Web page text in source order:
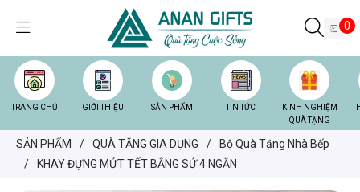
0
TRANG CHỦ GIỚI THIỆU SẢN PHẨM TIN TỨC
KINH NGHIỆM
QUÀ TẶNG
SẢN PHẨM / QUÀ TẶNG GIA DỤNG /
Bộ Quà Tặng Nhà Bếp
/
KHAY ĐỰNG MỨT TẾT BẰNG SỨ 4 NGĂN